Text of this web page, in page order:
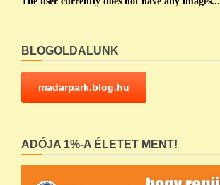
BLOGOLDALUNK
madarpark.blog.hu
ADÓJA 1%-A ÉLETET MENT!